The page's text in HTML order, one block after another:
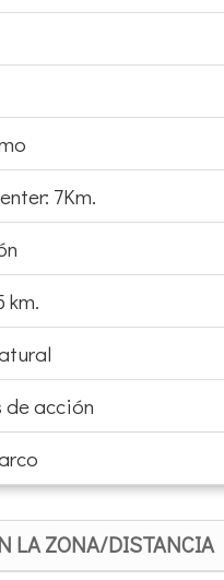
7Km.
acción
LA ZONA/DISTANCIA